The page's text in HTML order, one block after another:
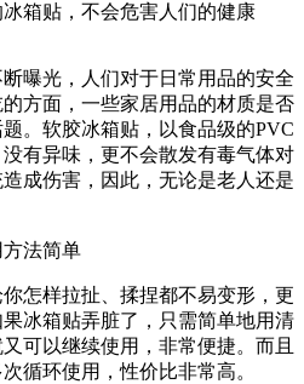
箱贴，不会危害人们的健康
曝光，人们对于日常用品的安全
方面，一些家居用品的材质是否
。软胶冰箱贴，以食品级的PVC
有异味，更不会散发有毒气体对
成伤害，因此，无论是老人还是
法简单
怎样拉扯、揉捏都不易变形，更
冰箱贴弄脏了，只需简单地用清
可以继续使用，非常便捷。而且
循环使用，性价比非常高。